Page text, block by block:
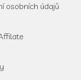
osobních údajů